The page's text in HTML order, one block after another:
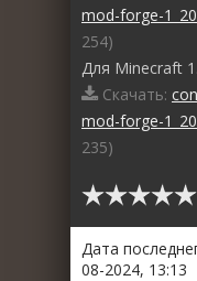
mod-forge-
254)
Для Minecraft
Скачать:
mod-forge-
235)
Дата
08-2024, 13:13